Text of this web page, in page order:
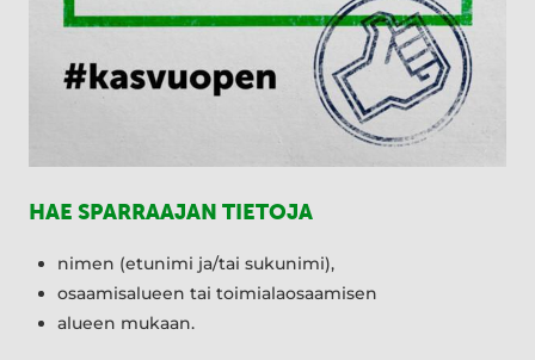
HAE SPARRAAJAN TIETOJA
nimen (etunimi ja/tai sukunimi),
osaamisalueen tai toimialaosaamisen
alueen mukaan.